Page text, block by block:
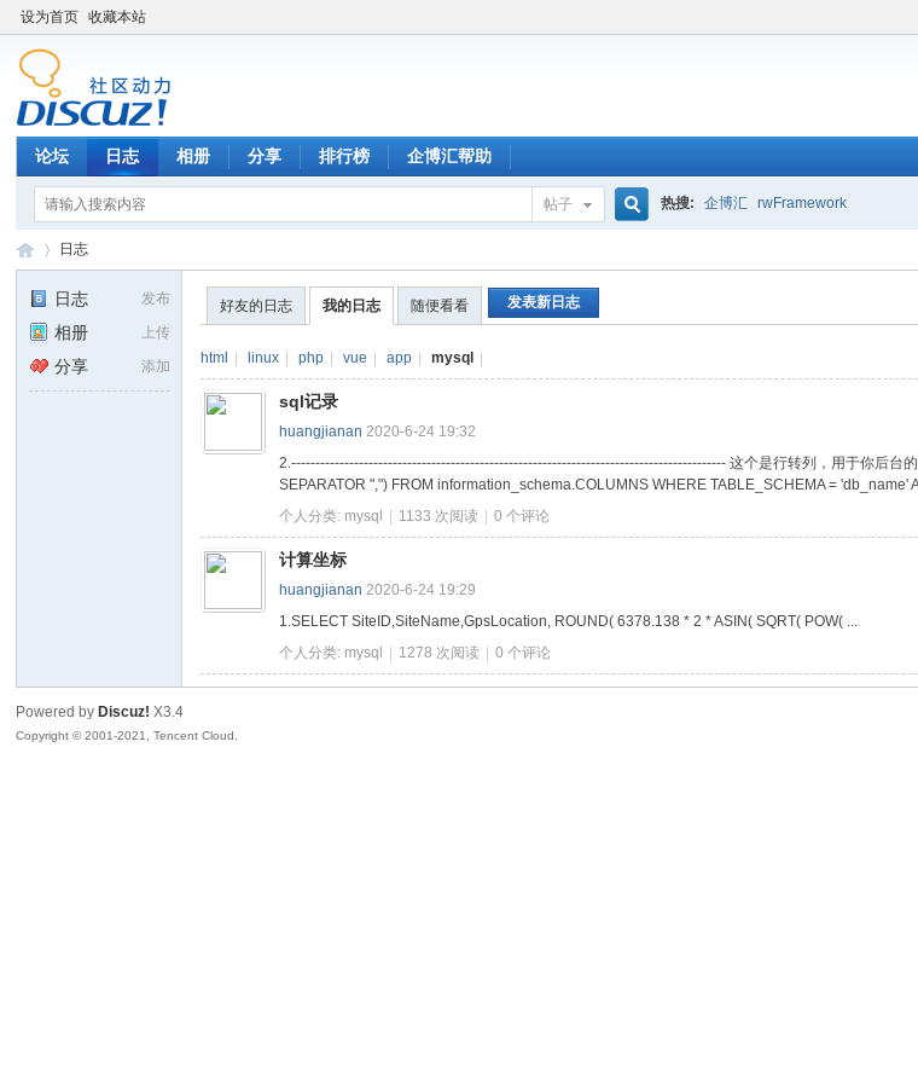
设为首页 收藏本站
论坛 日志 相册 分享 排行榜 企博汇帮助
帖子 热搜: 企博汇 rwFramework
日志
发布
日志
上传
相册
添加
分享
好友的日志 我的日志 随便看看 发表新日志
html linux php vue app mysql
sql记录
huangjianan 2020-6-24 19:32
2.------------------------------------------------------------------------------------------ 这个是行转列，用于你后
SEPARATOR ",") FROM information_schema.COLUMNS WHERE TABLE_SCHEMA = 'db_name'
个人分类: mysql 1133 次阅读 0 个评论
计算坐标
huangjianan 2020-6-24 19:29
1.SELECT SiteID,SiteName,GpsLocation, ROUND( 6378.138 * 2 * ASIN( SQRT( POW( ...
个人分类: mysql 1278 次阅读 0 个评论
Powered by Discuz! X3.4
Copyright © 2001-2021, Tencent Cloud.